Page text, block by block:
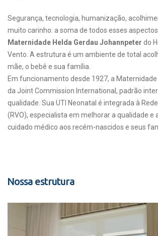
Segurança, tecnologia, humanização,
muito carinho: a soma de todos esses
Maternidade Helda Gerdau Johannpeter do
Vento. A estrutura é um ambiente de total
mãe, o bebê e sua família.
Em funcionamento desde 1927, a
da Joint Commission International, padrão
qualidade. Sua UTI Neonatal é integrada à
(RVO), especialista em melhorar a qualidade e
cuidado médico aos recém-nascidos e seus
Nossa estrutura